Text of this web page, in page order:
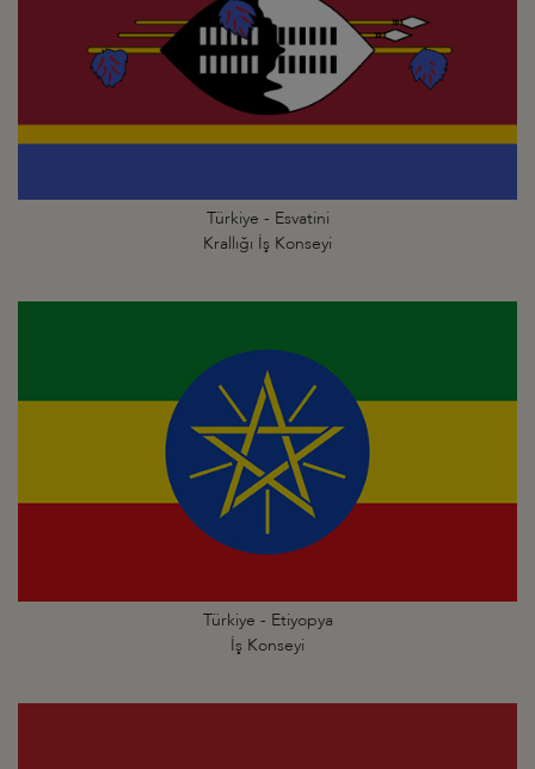
Türkiye - Esvatini
Krallığı İş Konseyi
Türkiye - Etiyopya
İş Konseyi